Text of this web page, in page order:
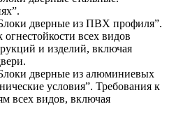
дверные из ПВХ профиля”.
всех видов
и изделий, включая
дверные из алюминиевых
условия”. Требования к
всех видов, включая